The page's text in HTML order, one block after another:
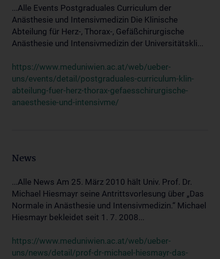
...Alle Events Postgraduales Curriculum der
Anästhesie und Intensivmedizin Die Klinische
Abteilung für Herz-, Thorax-, Gefäßchirurgische
Anästhesie und Intensivmedizin der Universitätskli...
https://www.meduniwien.ac.at/web/ueber-
uns/events/detail/postgraduales-curriculum-klin-
abteilung-fuer-herz-thorax-gefaesschirurgische-
anaesthesie-und-intensivme/
News
...Alle News Am 25. März 2010 hält Univ. Prof. Dr.
Michael Hiesmayr seine Antrittsvorlesung über „Das
Normale in Anästhesie und Intensivmedizin.“ Michael
Hiesmayr bekleidet seit 1. 7. 2008...
https://www.meduniwien.ac.at/web/ueber-
uns/news/detail/prof-dr-michael-hiesmayr-das-